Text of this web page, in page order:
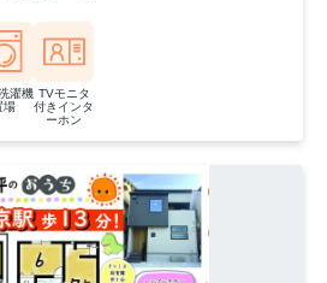
濯機
場
TVモニタ
付きインタ
ーホン